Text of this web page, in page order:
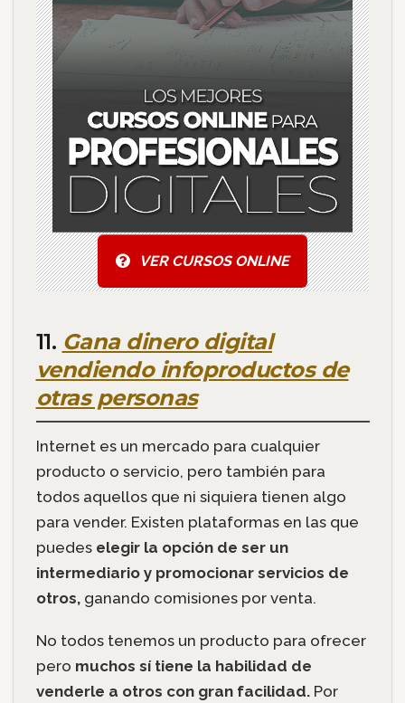
VER CURSOS ONLINE
11. Gana dinero digital
vendiendo infoproductos de
otras personas
Internet es un mercado para cualquier
producto o servicio, pero también para
todos aquellos que ni siquiera tienen algo
para vender. Existen plataformas en las que
puedes elegir la opción de ser un
intermediario y promocionar servicios de
otros,ganando comisiones por venta.
No todos tenemos un producto para ofrecer
pero muchos sí tiene la habilidad de
venderle a otros con gran facilidad.Por